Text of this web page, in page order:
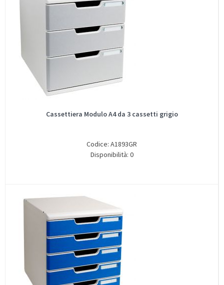
Cassettiera Modulo A4 da 3 cassetti grigio
Codice: A1893GR
Disponibilità: 0